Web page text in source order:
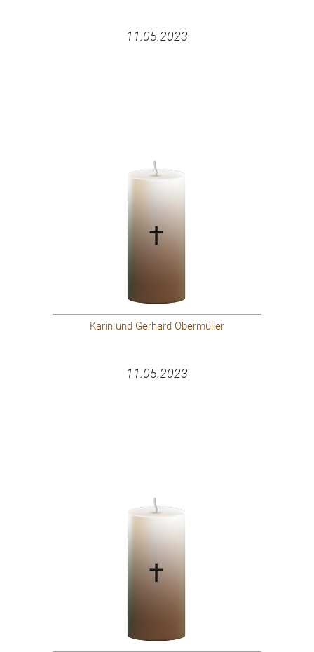
11.05.2023
Karin und Gerhard Obermüller
11.05.2023